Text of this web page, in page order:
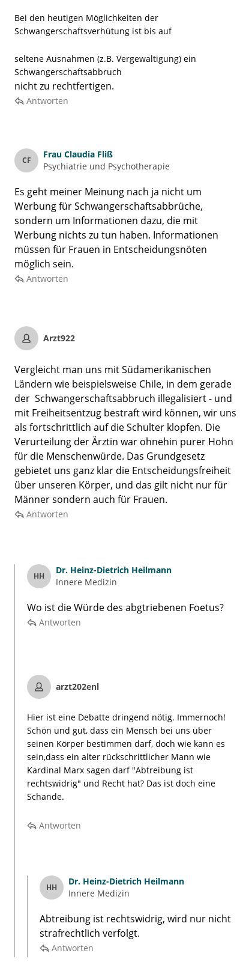
Bei den heutigen Möglichkeiten der
Schwangerschaftsverhütung ist bis auf
seltene Ausnahmen (z.B. Vergewaltigung) ein
Schwangerschaftsabbruch
nicht zu rechtfertigen.
Antworten
CF Frau Claudia Fliß
Psychiatrie und Psychotherapie
Es geht meiner Meinung nach ja nicht um
Werbung für Schwangerschaftsabbrüche,
sondern um Informationen dazu, die mit
Werbung nichts zu tun haben. Informationen
müssen für Frauen in Entscheidungsnöten
möglich sein.
Antworten
Arzt922
Vergleicht man uns mit Südamerikanischen
Ländern wie beispielsweise Chile, in dem gerade
der Schwangerschaftsabbruch illegalisiert - und
mit Freiheitsentzug bestraft wird können, wir uns
als fortschrittlich auf die Schulter klopfen. Die
Verurteilung der Ärztin war ohnehin purer Hohn
für die Menschenwürde. Das Grundgesetz
gebietet uns ganz klar die Entscheidungsfreiheit
über unseren Körper, und das gilt nicht nur für
Männer sondern auch für Frauen.
Antworten
HH Dr. Heinz-Dietrich Heilmann
Innere Medizin
Wo ist die Würde des abgtriebenen Foetus?
Antworten
arzt202enl
Hier ist eine Debatte dringend nötig. Immernoch!
Schön und gut, dass ein Mensch bei uns über
seinen Körper bestimmen darf, doch wie kann es
sein,dass ein alter rückschrittlicher Mann wie
Kardinal Marx sagen darf "Abtreibung ist
rechtswidrig" und Recht hat? Das ist doch eine
Schande.
Antworten
HH Dr. Heinz-Dietrich Heilmann
Innere Medizin
Abtreibung ist rechtswidrig, wird nur nicht
strafrechtlich verfolgt.
Antworten